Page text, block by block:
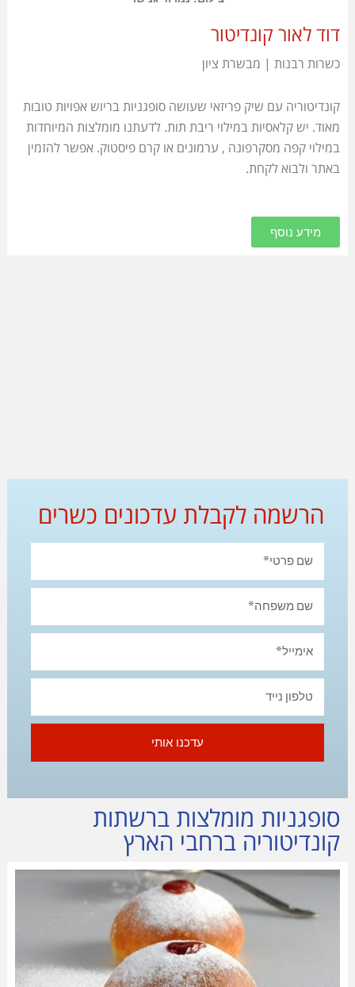
דוד לאור קונדיטור
כשרות רבנות | מבשרת ציון
קונדיטוריה עם שיק פריזאי שעושה סופגניות בריוש אפויות טובות
מאוד. יש קלאסיות במילוי ריבת תות. לדעתנו מומלצות המיוחדות
במילוי קפה מסקרפונה , ערמונים או קרם פיסטוק. אפשר להזמין
באתר ולבוא לקחת.
מידע נוסף
הרשמה לקבלת עדכונים כשרים
עדכנו אותי
סופגניות מומלצות ברשתות
קונדיטוריה ברחבי הארץ